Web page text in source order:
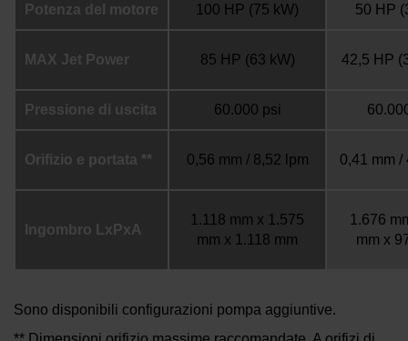
Potenza del motore 100 HP (75 kW) 50 HP
MAX Jet Power 85 HP (63 kW) 42,5 HP
Pressione di uscita 60.000 psi
Orifizio e portata ** 0,56 mm / 8,52 lpm 0,41 mm /
Ingombro LxPxA
1.118 mm x 1.575
mm x 1.118 mm
1.676
mm x
Sono disponibili configurazioni pompa aggiuntive.